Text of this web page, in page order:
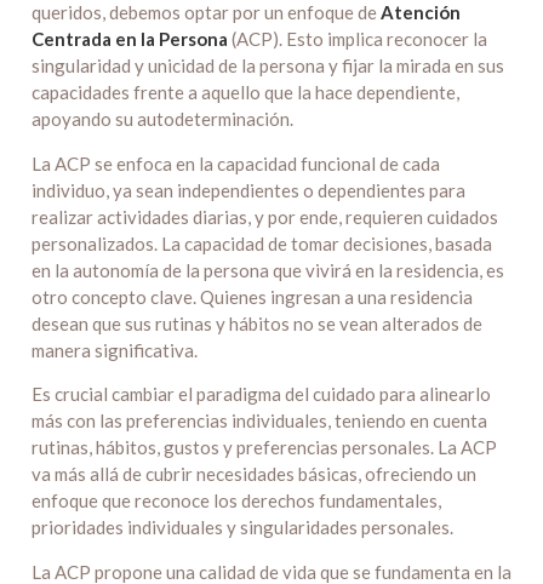
queridos, debemos optar por un enfoque deAtención
Centrada en la Persona (ACP). Esto implica reconocer la
singularidad y unicidad de la persona y fijar la mirada en sus
capacidades frente a aquello que la hace dependiente,
apoyando su autodeterminación.
La ACP se enfoca en la capacidad funcional de cada
individuo, ya sean independientes o dependientes para
realizar actividades diarias, y por ende, requieren cuidados
personalizados. La capacidad de tomar decisiones, basada
en la autonomía de la persona que vivirá en la residencia, es
otro concepto clave. Quienes ingresan a una residencia
desean que sus rutinas y hábitos no se vean alterados de
manera significativa.
Es crucial cambiar el paradigma del cuidado para alinearlo
más con las preferencias individuales, teniendo en cuenta
rutinas, hábitos, gustos y preferencias personales. La ACP
va más allá de cubrir necesidades básicas, ofreciendo un
enfoque que reconoce los derechos fundamentales,
prioridades individuales y singularidades personales.
La ACP propone una calidad de vida que se fundamenta en la